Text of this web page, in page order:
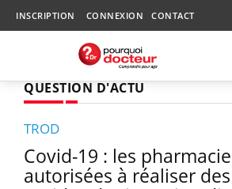
INSCRIPTION CONNEXION CONTACT
QUESTION D'ACTU
TROD
Covid-19 : les
autorisées à réaliser